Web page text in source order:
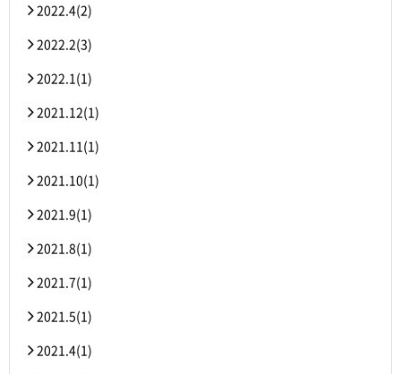
2022.4(2)
2022.2(3)
2022.1(1)
2021.12(1)
2021.11(1)
2021.10(1)
2021.9(1)
2021.8(1)
2021.7(1)
2021.5(1)
2021.4(1)